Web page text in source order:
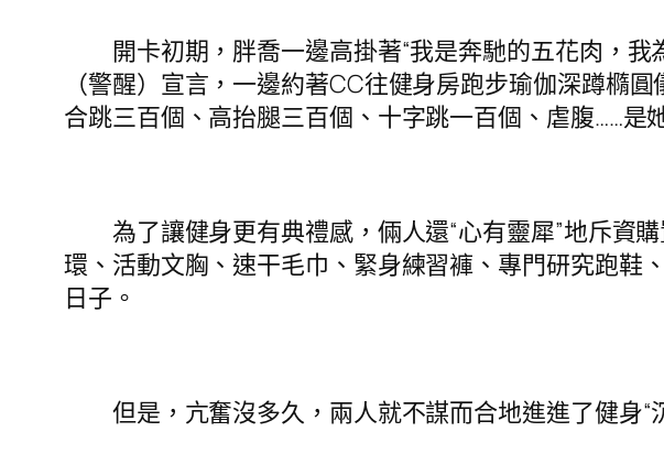
開卡初期，胖喬一邊高掛著“我是奔馳的五花肉，我
（警醒）宣言，一邊約著CC往健身房跑步瑜伽深蹲橢
合跳三百個、高抬腿三百個、十字跳一百個、虐腹……是
為了讓健身更有典禮感，倆人還“心有靈犀”地斥資
環、活動文胸、速干毛巾、緊身練習褲、專門研究跑鞋
日子。
但是，亢奮沒多久，兩人就不謀而合地進進了健身“